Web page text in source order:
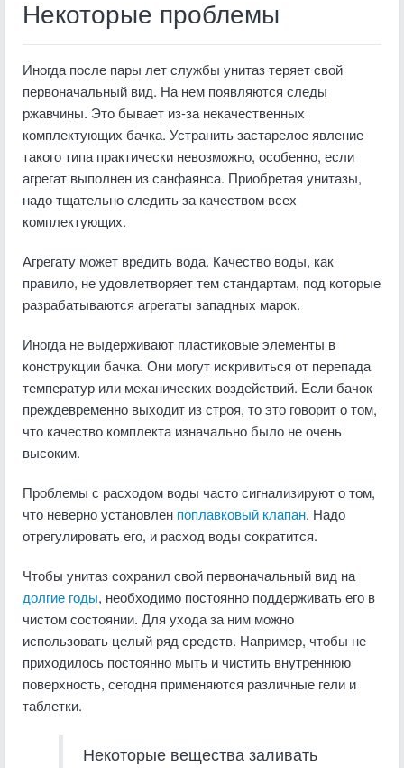
Некоторые проблемы
Иногда после пары лет службы унитаз теряет свой
первоначальный вид. На нем появляются следы
ржавчины. Это бывает из-за некачественных
комплектующих бачка. Устранить застарелое явление
такого типа практически невозможно, особенно, если
агрегат выполнен из санфаянса. Приобретая унитазы,
надо тщательно следить за качеством всех
комплектующих.
Агрегату может вредить вода. Качество воды, как
правило, не удовлетворяет тем стандартам, под которые
разрабатываются агрегаты западных марок.
Иногда не выдерживают пластиковые элементы в
конструкции бачка. Они могут искривиться от перепада
температур или механических воздействий. Если бачок
преждевременно выходит из строя, то это говорит о том,
что качество комплекта изначально было не очень
высоким.
Проблемы с расходом воды часто сигнализируют о том,
что неверно установлен поплавковый клапан. Надо
отрегулировать его, и расход воды сократится.
Чтобы унитаз сохранил свой первоначальный вид на
долгие годы, необходимо постоянно поддерживать его в
чистом состоянии. Для ухода за ним можно
использовать целый ряд средств. Например, чтобы не
приходилось постоянно мыть и чистить внутреннюю
поверхность, сегодня применяются различные гели и
таблетки.
Некоторые вещества заливать